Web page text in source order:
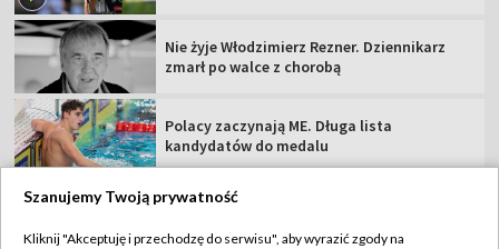
Nie żyje Włodzimierz Rezner. Dziennikarz
zmarł po walce z chorobą
Polacy zaczynają ME. Długa lista
kandydatów do medalu
Szanujemy Twoją prywatność
Kliknij "Akceptuję i przechodzę do serwisu", aby wyrazić zgody na